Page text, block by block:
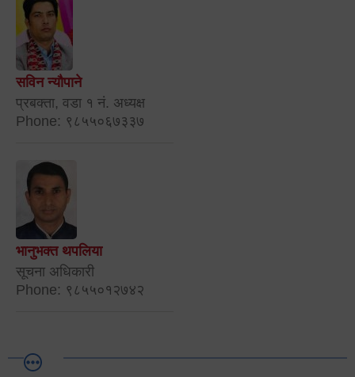
सविन न्यौपाने
प्रबक्ता, वडा १ नं. अध्यक्ष
Phone: ९८५५०६७३३७
भानुभक्त थपलिया
सूचना अधिकारी
Phone: ९८५५०१२७४२